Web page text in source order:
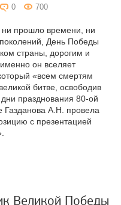
0 700
ни прошло времени, ни
День Победы
страны, дорогим и
он вселяет
«всем смертям
битве, освободив
празднования 80-ой
А.Н. провела
с презентацией
Великой Победы